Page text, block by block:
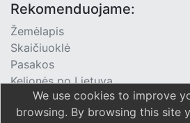
Rekomenduojame:
Žemėlapis
Skaičiuoklė
Pasakos
Kelionės po Lietuvą
TV Programa
We use cookies to improve
browsing. By browsing this site